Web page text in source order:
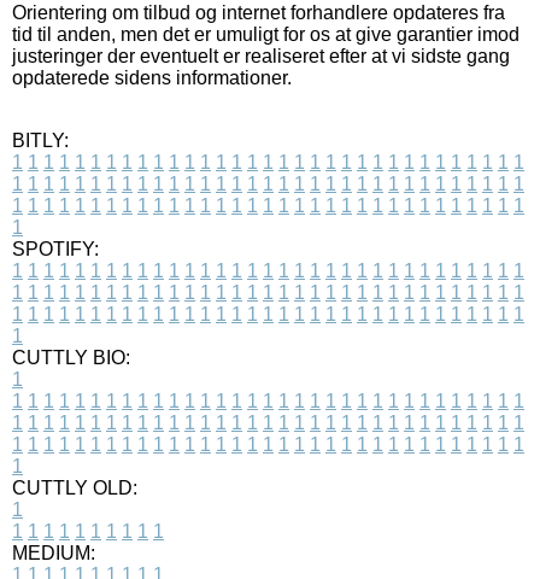
Orientering om tilbud og internet forhandlere opdateres fra
tid til anden, men det er umuligt for os at give garantier imod
justeringer der eventuelt er realiseret efter at vi sidste gang
opdaterede sidens informationer.
BITLY:
1 1 1 1 1 1 1 1 1 1 1 1 1 1 1 1 1 1 1 1 1 1 1 1 1 1 1 1 1 1 1 1 1
1 1 1 1 1 1 1 1 1 1 1 1 1 1 1 1 1 1 1 1 1 1 1 1 1 1 1 1 1 1 1 1 1
1 1 1 1 1 1 1 1 1 1 1 1 1 1 1 1 1 1 1 1 1 1 1 1 1 1 1 1 1 1 1 1 1
1
SPOTIFY:
1 1 1 1 1 1 1 1 1 1 1 1 1 1 1 1 1 1 1 1 1 1 1 1 1 1 1 1 1 1 1 1 1
1 1 1 1 1 1 1 1 1 1 1 1 1 1 1 1 1 1 1 1 1 1 1 1 1 1 1 1 1 1 1 1 1
1 1 1 1 1 1 1 1 1 1 1 1 1 1 1 1 1 1 1 1 1 1 1 1 1 1 1 1 1 1 1 1 1
1
CUTTLY BIO:
1
1 1 1 1 1 1 1 1 1 1 1 1 1 1 1 1 1 1 1 1 1 1 1 1 1 1 1 1 1 1 1 1 1
1 1 1 1 1 1 1 1 1 1 1 1 1 1 1 1 1 1 1 1 1 1 1 1 1 1 1 1 1 1 1 1 1
1 1 1 1 1 1 1 1 1 1 1 1 1 1 1 1 1 1 1 1 1 1 1 1 1 1 1 1 1 1 1 1 1
1
CUTTLY OLD:
1
1 1 1 1 1 1 1 1 1 1
MEDIUM:
1 1 1 1 1 1 1 1 1 1